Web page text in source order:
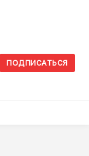
ПОДПИСАТЬСЯ